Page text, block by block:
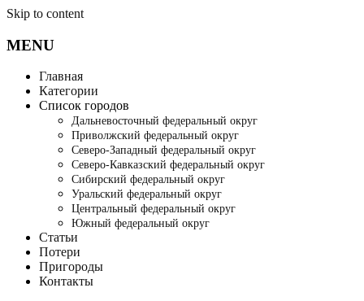
Skip to content
MENU
Главная
Категории
Список городов
Дальневосточный федеральный округ
Приволжский федеральный округ
Северо-Западный федеральный округ
Северо-Кавказский федеральный округ
Сибирский федеральный округ
Уральский федеральный округ
Центральный федеральный округ
Южный федеральный округ
Статьи
Потери
Пригороды
Контакты